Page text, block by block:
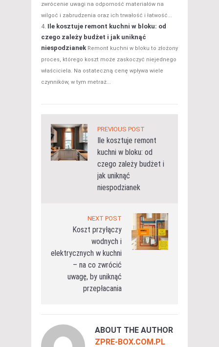
zwrócenie uwagi na odporność materiałów na
wilgoć i zabrudzenia oraz ich trwałość i łatwość...
Ile kosztuje remont kuchni w bloku: od
czego zależy budżet i jak uniknąć
niespodzianek Remont kuchni w bloku to złożony
proces, którego koszt może zaskoczyć niejednego
właściciela. Na ostateczną cenę wpływa wiele
czynników, w tym metraż...
PREVIOUS POST
Ile kosztuje remont
kuchni w bloku: od
czego zależy budżet i
jak uniknąć
niespodzianek
NEXT POST
Koszt przyłączy
wodnych i
elektrycznych w kuchni
– na co zwrócić
uwagę, by uniknąć
przepłacania
ABOUT THE AUTHOR
ZPRE-BOX.COM.PL